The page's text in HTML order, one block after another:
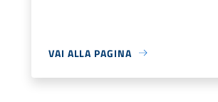
VAI ALLA PAGINA